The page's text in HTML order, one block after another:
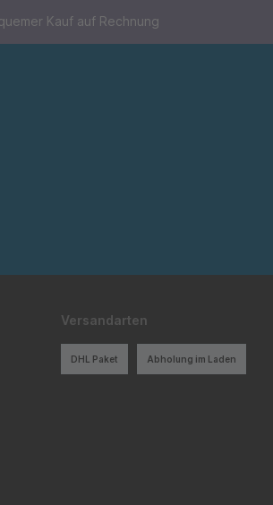
Kauf auf Rechnung
Versandarten
DHL Paket Abholung im Laden